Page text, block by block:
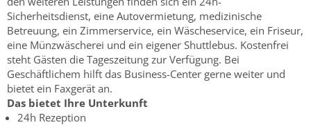
Sicherheitsdienst, eine Autovermietung, medizinische
Betreuung, ein Zimmerservice, ein Wäscheservice, ein Friseur,
eine Münzwäscherei und ein eigener Shuttlebus. Kostenfrei
steht Gästen die Tageszeitung zur Verfügung. Bei
Geschäftlichem hilft das Business-Center gerne weiter und
bietet ein Faxgerät an.
Das bietet Ihre Unterkunft
24h Rezeption